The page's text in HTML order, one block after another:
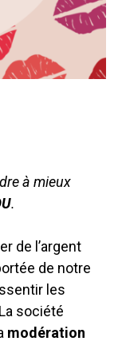
à mieux
.
de l’argent
de notre
les
société
modération